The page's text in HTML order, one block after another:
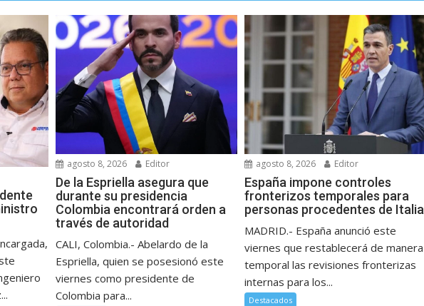
agosto 8, 2026 Editor
De la Espriella asegura que
durante su presidencia
Colombia encontrará orden a
través de autoridad
CALI, Colombia.- Abelardo de la
Espriella, quien se posesionó este
viernes como presidente de
Colombia para...
agosto 8, 2026 Editor
España impone controles
fronterizos temporales para
personas procedentes de Italia
MADRID.- España anunció este
viernes que restablecerá de manera
temporal las revisiones fronterizas
internas para los...
Destacados